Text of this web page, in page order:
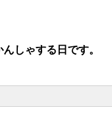
しゃする日です。